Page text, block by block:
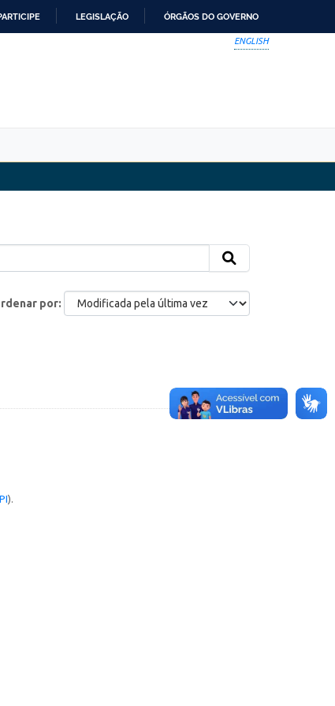
LEGISLAÇÃO ÓRGÃOS DO GOVERNO
ENGLISH
por
).